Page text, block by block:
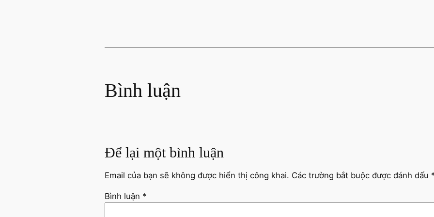
Bình luận
Để lại một bình luận
Email của bạn sẽ không được hiển thị công khai. Các trường bắt buộc được đánh dấu
Bình luận *